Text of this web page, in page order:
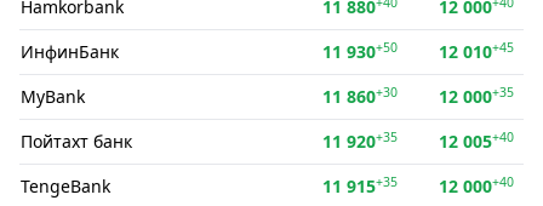
Hamkorbank 11 880 12 000
ИнфинБанк 11 930+50 12 010+45
MyBank 11 860+30 12 000+35
Пойтахт банк 11 920+35 12 005+40
TengeBank 11 915+35 12 000+40